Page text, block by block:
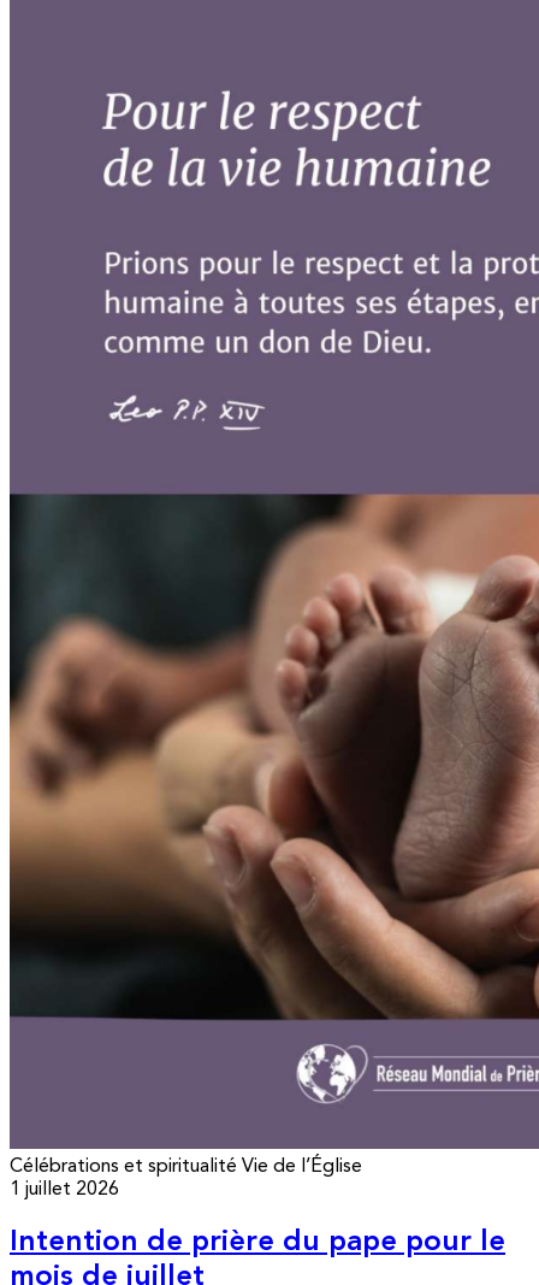
Célébrations et spiritualité Vie de l’Église
1 juillet 2026
Intention de prière du pape pour le
mois de juillet